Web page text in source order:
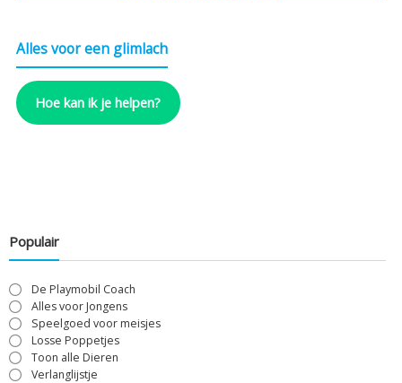
Alles voor een glimlach
Hoe kan ik je helpen?
Populair
De Playmobil Coach
Alles voor Jongens
Speelgoed voor meisjes
Losse Poppetjes
Toon alle Dieren
Verlanglijstje